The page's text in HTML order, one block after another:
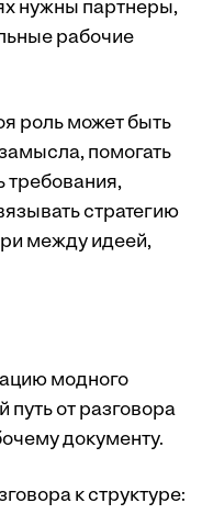
нужны партнеры,
рабочие
роль может быть
помогать
требования,
стратегию
между идеей,
модного
путь от разговора
документу.
к структуре: